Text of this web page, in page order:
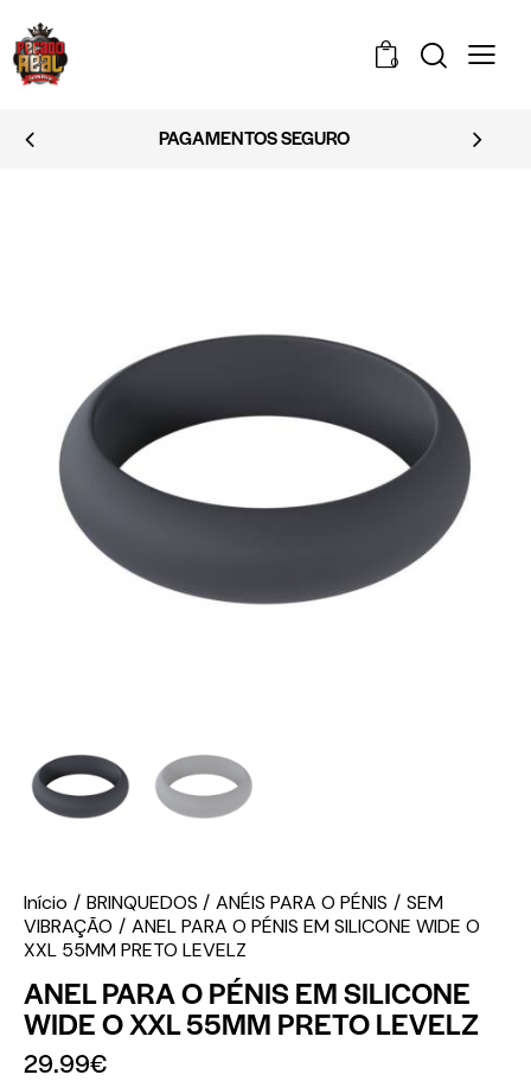
0
PAGAMENTOS SEGURO
Início BRINQUEDOS ANÉIS PARA O PÉNIS
SEM
VIBRAÇÃO
ANEL PARA O PÉNIS EM SILICONE WIDE O
XXL 55MM PRETO LEVELZ
ANEL PARA O PÉNIS EM SILICONE
WIDE O XXL 55MM PRETO LEVELZ
29.99€